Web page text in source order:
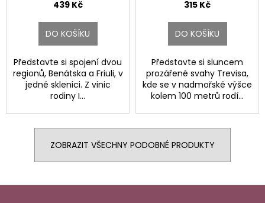
439 Kč
DO KOŠÍKU
Představte si spojení dvou
regionů, Benátska a Friuli, v
jedné sklenici. Z vinic
rodiny I...
Dry.
315 Kč
DO KOŠÍKU
Představte si sluncem
prozářené svahy Trevisa,
kde se v nadmořské výšce
kolem 100 metrů rodí...
ZOBRAZIT VŠECHNY PODOBNÉ PRODUKTY